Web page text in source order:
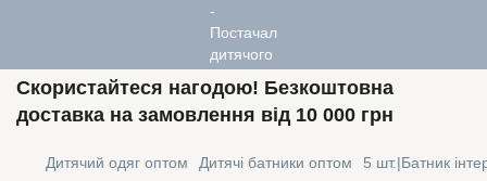
Скористайтеся нагодою! Безкоштовна
доставка на замовлення від 10 000 грн
Дитячий одяг оптом Дитячі батники оптом 5 шт.|Батник